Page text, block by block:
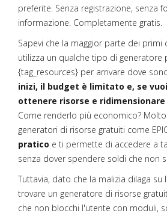
preferite. Senza registrazione, senza
informazione. Completamente gratis.
Sapevi che la maggior parte dei primi
utilizza un qualche tipo di generatore
{tag_resources} per arrivare dove
inizi, il budget è limitato e, se
ottenere risorse e ridimensionare
Come renderlo più economico?
generatori di risorse gratuiti come
pratico e ti permette di accedere a
senza dover spendere soldi che non
Tuttavia, dato che la malizia dilaga su
trovare un generatore di risorse
che non blocchi l'utente con moduli,